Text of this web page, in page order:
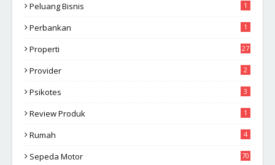
Peluang Bisnis 1
Perbankan 1
Properti 27
Provider 2
Psikotes 3
Review Produk 1
Rumah 4
Sepeda Motor 70